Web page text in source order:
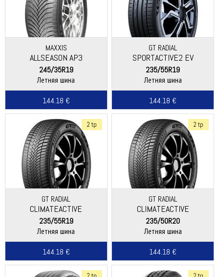
MAXXIS
ALLSEASON AP3
245/35R19
Летняя шина
144.18 €
GT RADIAL
SPORTACTIVE2 EV
235/55R19
Летняя шина
144.18 €
2 tp
GT RADIAL
CLIMATEACTIVE
235/55R19
Летняя шина
144.18 €
2 tp
GT RADIAL
CLIMATEACTIVE
235/50R20
Летняя шина
144.18 €